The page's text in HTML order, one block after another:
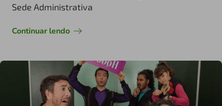
Sede Administrativa
Continuar lendo